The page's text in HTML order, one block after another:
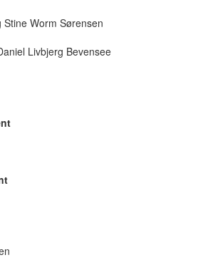
Worm Sørensen
Livbjerg Bevensee